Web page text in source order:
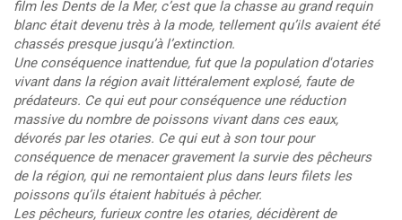
film les Dents de la Mer, c’est que la chasse au grand requin
blanc était devenu très à la mode, tellement qu’ils avaient été
chassés presque jusqu’à l’extinction.
Une conséquence inattendue, fut que la population d'otaries
vivant dans la région avait littéralement explosé, faute de
prédateurs. Ce qui eut pour conséquence une réduction
massive du nombre de poissons vivant dans ces eaux,
dévorés par les otaries. Ce qui eut à son tour pour
conséquence de menacer gravement la survie des pêcheurs
de la région, qui ne remontaient plus dans leurs filets les
poissons qu’ils étaient habitués à pêcher.
Les pêcheurs, furieux contre les otaries, décidèrent de